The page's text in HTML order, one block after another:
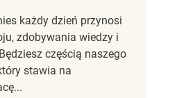
każdy dzień przynosi
zdobywania wiedzy i
częścią naszego
stawia na